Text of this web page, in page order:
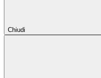
Chiudi